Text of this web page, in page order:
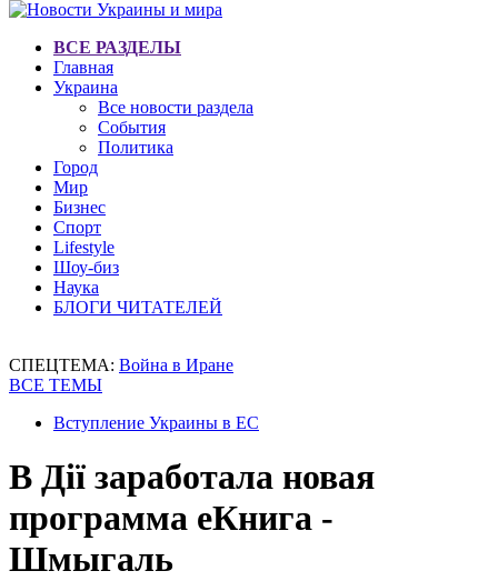
ВСЕ РАЗДЕЛЫ
Главная
Украина
Все новости раздела
События
Политика
Город
Мир
Бизнес
Спорт
Lifestyle
Шоу-биз
Наука
БЛОГИ ЧИТАТЕЛЕЙ
СПЕЦТЕМА: Война в Иране
ВСЕ ТЕМЫ
Вступление Украины в ЕС
В Дії заработала новая
программа еКнига -
Шмыгаль